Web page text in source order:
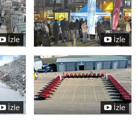
İzle İzle
İzle İzle